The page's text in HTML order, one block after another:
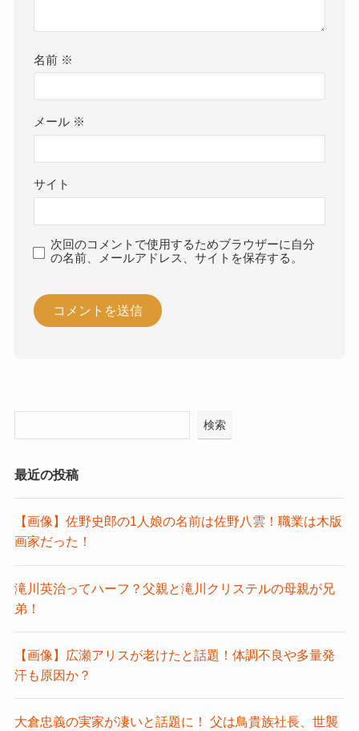
名前 ※
メール ※
サイト
次回のコメントで使用するためブラウザーに自分
の名前、メールアドレス、サイトを保存する。
検索
最近の投稿
【画像】佐野史郎の1人娘の名前は佐野八雲！職業は木版
画家だった！
滝川英治ってハーフ？父親と滝川クリステルの母親が兄
弟！
【画像】広瀬アリスが老けたと話題！体調不良や多量発
汗も原因か？
大倉忠義の実家が凄いと話題に！ 父は鳥貴族社長、世襲